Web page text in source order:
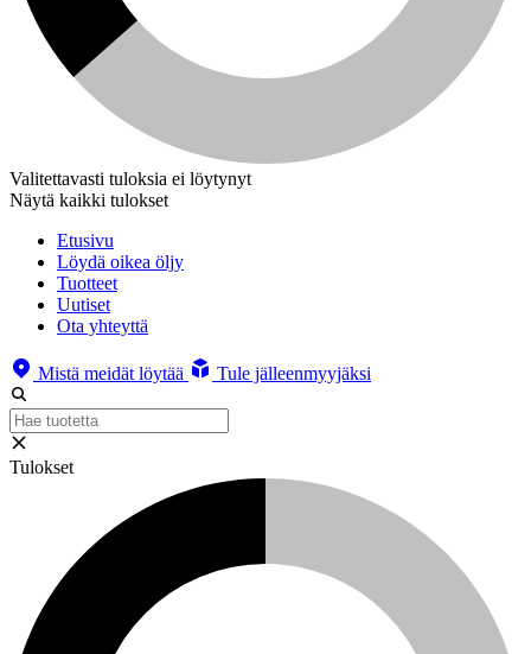
Valitettavasti tuloksia ei löytynyt
Näytä kaikki tulokset
Etusivu
Löydä oikea öljy
Tuotteet
Uutiset
Ota yhteyttä
Mistä meidät löytää Tule jälleenmyyjäksi
Tulokset